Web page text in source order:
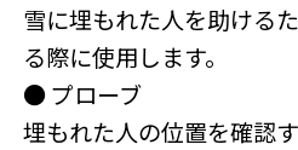
雪に埋もれた人を助ける
る際に使用します。
● プローブ
埋もれた人の位置を確認